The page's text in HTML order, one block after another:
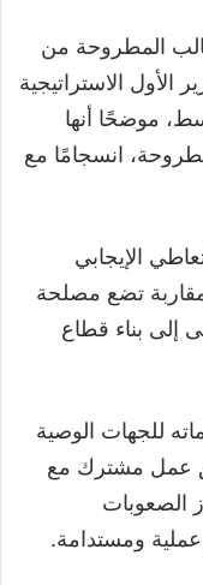
المطروحة من
الأول الاستراتيجية
موضحًا أنها
انسجامًا مع
الإيجابي
تضع مصلحة
إلى بناء قطاع
للجهات الوصية
عمل مشترك مع
الصعوبات
ومستدامة.